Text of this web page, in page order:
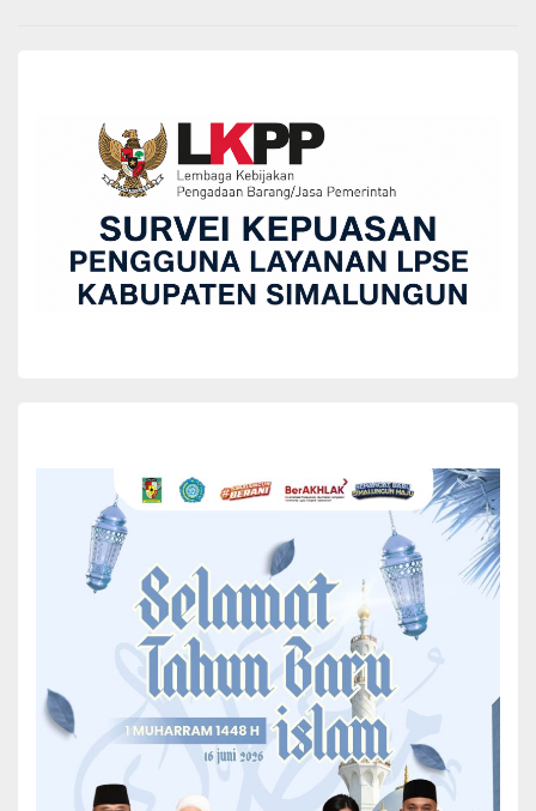
Bupati Simalungun Dan Ketua DPRD Hadiri
Peringatkan hari Kenaikan Isa Al-Masih di
Gereja HKBP Resort Tiga Dolok.
Yuni Rafidhah April 17, 2022
B
upati Simalungun Radiapoh Hasiholan Sinaga diwakili
Acara peringatan keagamaan itu juga dirangkaikan dengan
Peresmian Gedung Sekolah Minggu dan Pesta Parheheon Sekolah
Minggu Gereja HKBP Resort Tiga Dolok.
Mengawali acara tersebut dilaksanakan kebaktian Minggu Praeses
HKBP Distrik V Sumatera Timur Pdt.M.Silitonga.M.Th, namun
sebelumnya dilaksanakan penandatanganan prasasti oleh
Praeses, Pendeta Resort Tiga Dolok Pdt B Siagian dan Bupati
SimaLungun yang dilanjutkan dengan pengguntingan pita sebagai
tanda diresmikannya gedung Sekolah Minggu. Pengguntingan pita
ini dilakukan oleh Plt Kadis Kominfo SML Simangunsong yang di
hunjuk langsung oleh panitia.